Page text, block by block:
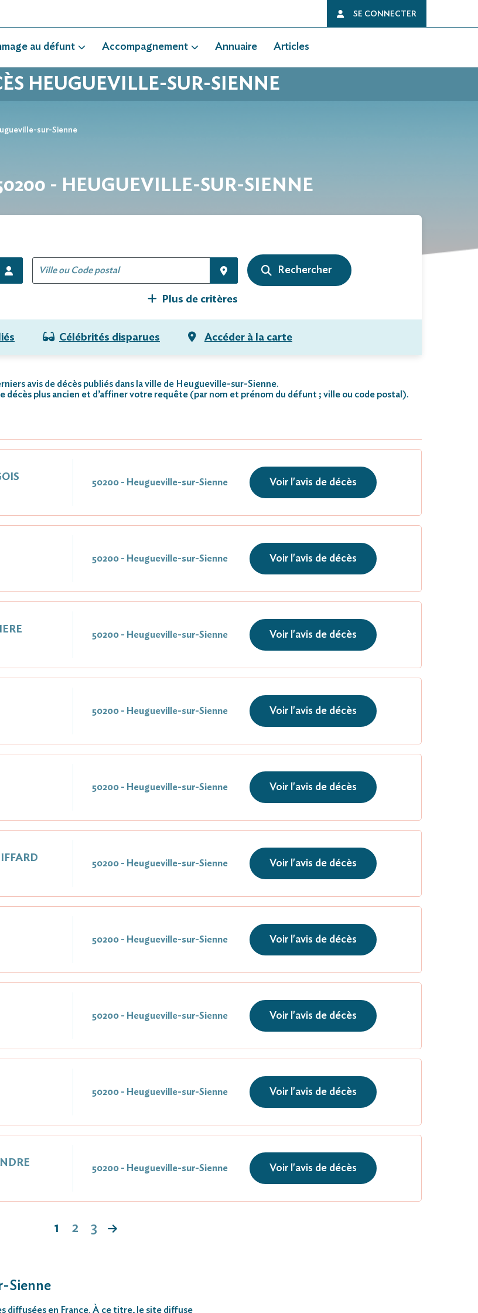
SE CONNECTER
au défunt Accompagnement Annuaire Articles
HEUGUEVILLE-SUR-SIENNE
sur-Sienne
- HEUGUEVILLE-SUR-SIENNE
Plus de critères
Célébrités disparues Accéder à la carte
avis de décès publiés dans la ville de Heugueville-sur-Sienne.
décès plus ancien et d’affiner votre requête (par nom et prénom du défunt ; ville ou code postal).
50200 - Heugueville-sur-Sienne Voir l'avis de décès
50200 - Heugueville-sur-Sienne Voir l'avis de décès
50200 - Heugueville-sur-Sienne Voir l'avis de décès
50200 - Heugueville-sur-Sienne Voir l'avis de décès
50200 - Heugueville-sur-Sienne Voir l'avis de décès
50200 - Heugueville-sur-Sienne Voir l'avis de décès
50200 - Heugueville-sur-Sienne Voir l'avis de décès
50200 - Heugueville-sur-Sienne Voir l'avis de décès
50200 - Heugueville-sur-Sienne Voir l'avis de décès
50200 - Heugueville-sur-Sienne Voir l'avis de décès
1 2 3
Sienne
diffusées en France. À ce titre, le site diffuse